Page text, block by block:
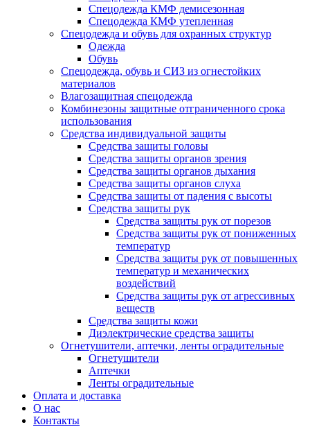
Спецодежда КМФ демисезонная
Спецодежда КМФ утепленная
Спецодежда и обувь для охранных структур
Одежда
Обувь
Спецодежда, обувь и СИЗ из огнестойких
материалов
Влагозащитная спецодежда
Комбинезоны защитные отграниченного срока
использования
Средства индивидуальной защиты
Средства защиты головы
Средства защиты органов зрения
Средства защиты органов дыхания
Средства защиты органов слуха
Средства защиты от падения с высоты
Средства защиты рук
Средства защиты рук от порезов
Средства защиты рук от пониженных
температур
Средства защиты рук от повышенных
температур и механических
воздействий
Средства защиты рук от агрессивных
веществ
Средства защиты кожи
Диэлектрические средства защиты
Огнетушители, аптечки, ленты оградительные
Огнетушители
Аптечки
Ленты оградительные
Оплата и доставка
О нас
Контакты